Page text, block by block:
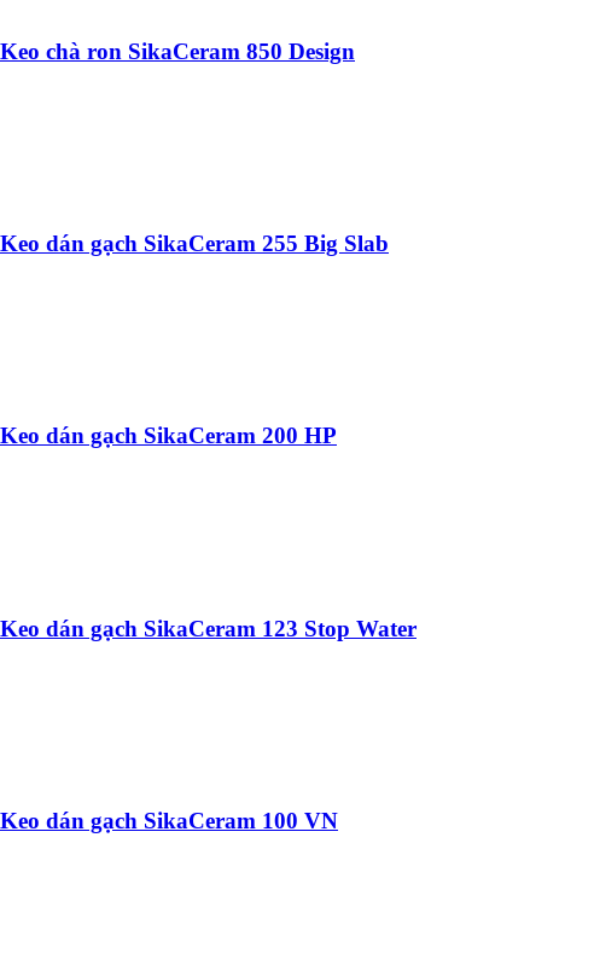
Keo chà ron SikaCeram 850 Design
Keo dán gạch SikaCeram 255 Big Slab
Keo dán gạch SikaCeram 200 HP
Keo dán gạch SikaCeram 123 Stop Water
Keo dán gạch SikaCeram 100 VN